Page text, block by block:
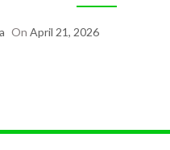
On April 21, 2026